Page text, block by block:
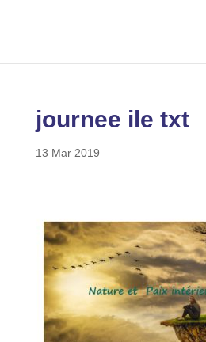
journee ile txt
13 Mar 2019